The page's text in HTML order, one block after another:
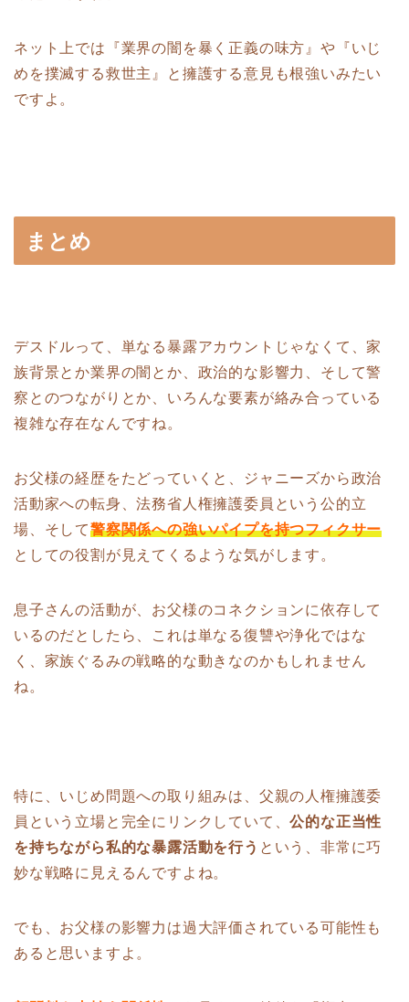
ネット上では『業界の闇を暴く正義の味方』や『いじ
めを撲滅する救世主』と擁護する意見も根強いみたい
ですよ。
まとめ
デスドルって、単なる暴露アカウントじゃなくて、家
族背景とか業界の闇とか、政治的な影響力、そして警
察とのつながりとか、いろんな要素が絡み合っている
複雑な存在なんですね。
お父様の経歴をたどっていくと、ジャニーズから政治
活動家への転身、法務省人権擁護委員という公的立
場、そして警察関係への強いパイプを持つフィクサー
としての役割が見えてくるような気がします。
息子さんの活動が、お父様のコネクションに依存して
いるのだとしたら、これは単なる復讐や浄化ではな
く、家族ぐるみの戦略的な動きなのかもしれません
ね。
特に、いじめ問題への取り組みは、父親の人権擁護委
員という立場と完全にリンクしていて、公的な正当性
を持ちながら私的な暴露活動を行う という、非常に巧
妙な戦略に見えるんですよね。
でも、お父様の影響力は過大評価されている可能性も
あると思いますよ。